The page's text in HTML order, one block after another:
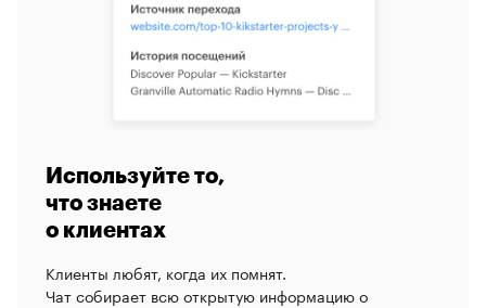
Используйте то,
что знаете
о клиентах
Клиенты любят, когда их помнят.
Чат собирает всю открытую информацию о